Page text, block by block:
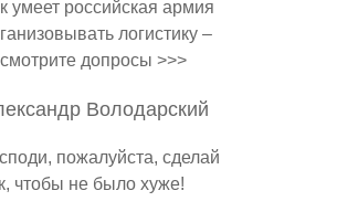
умеет российская армия
логистику –
допросы >>>
Володарский
пожалуйста, сделай
чтобы не было хуже!